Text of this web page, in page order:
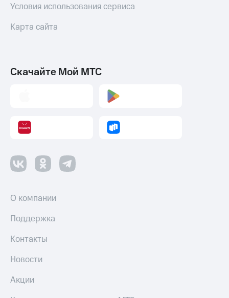
Условия использования сервиса
Карта сайта
Скачайте Мой МТС
О компании
Поддержка
Контакты
Новости
Акции